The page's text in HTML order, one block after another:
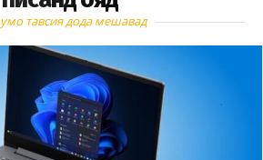
тавсия дода мешавад